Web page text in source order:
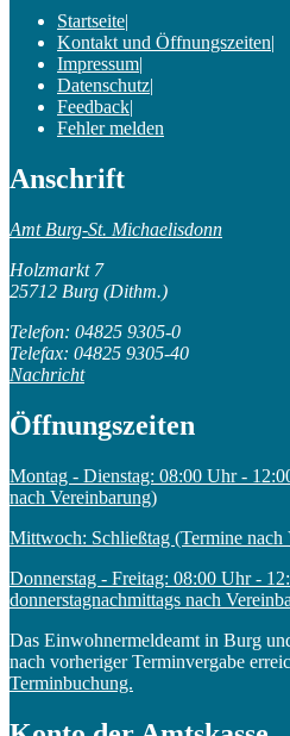
Startseite|
Kontakt und Öffnungszeiten|
Impressum|
Datenschutz|
Feedback|
Fehler melden
Anschrift
Amt Burg-St. Michaelisdonn
Holzmarkt 7
25712 Burg (Dithm.)
Telefon: 04825 9305-0
Telefax: 04825 9305-40
Nachricht
Öffnungszeiten
Montag - Dienstag: 08:00 Uhr -
nach Vereinbarung)
Mittwoch: Schließtag (Termine nach
Donnerstag - Freitag: 08:00 Uhr -
donnerstagnachmittags nach
Das Einwohnermeldeamt in Burg
nach vorheriger Terminvergabe
Terminbuchung.